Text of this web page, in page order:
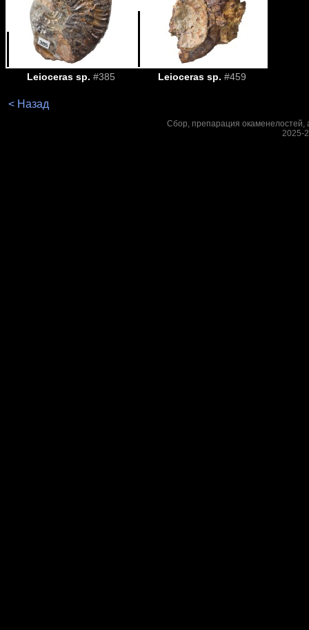
Leioceras sp. #385 Leioceras sp. #459
< Назад
Сбор, препарация окаменелостей,
2025-